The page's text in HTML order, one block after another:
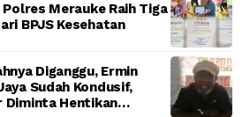
Merauke Raih Tiga
BPJS Kesehatan
Diganggu, Ermin
Sudah Kondusif,
Diminta Hentikan